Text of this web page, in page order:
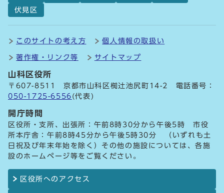
伏見区
このサイトの考え方 個人情報の取扱い
著作権・リンク等 サイトマップ
山科区役所
〒607-8511 京都市山科区椥辻池尻町14-2 電話番号：
050-1725-6556 (代表)
開庁時間
区役所・支所、出張所：午前8時30分から午後5時 市役
所本庁舎：午前8時45分から午後5時30分 （いずれも土
日祝及び年末年始を除く）その他の施設については、各施
設のホームページ等をご覧ください。
区役所へのアクセス